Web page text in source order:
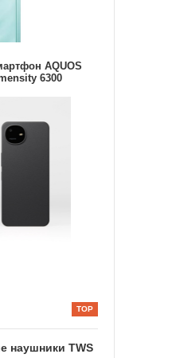
AQUOS
6300
наушники TWS